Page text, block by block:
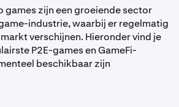
zijn een groeiende sector
industrie, waarbij er regelmatig
verschijnen. Hieronder vind je
P2E-games en GameFi-
beschikbaar zijn